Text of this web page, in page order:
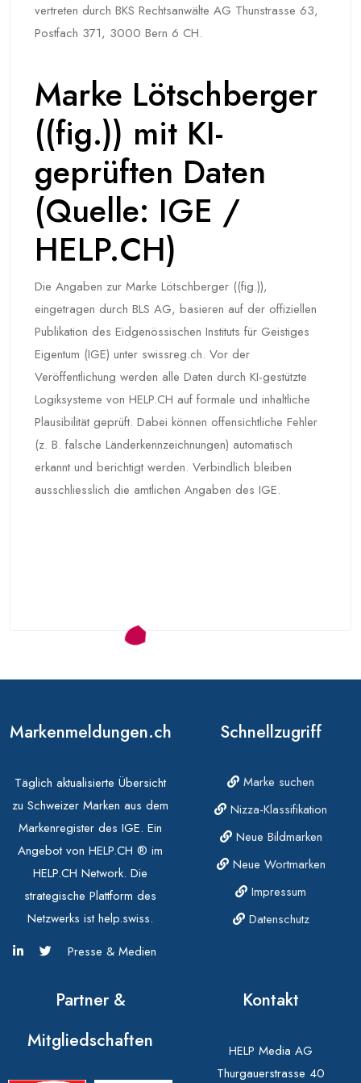
vertreten durch BKS Rechtsanwälte AG Thunstrasse 63,
Postfach 371, 3000 Bern 6 CH.
Marke Lötschberger
((fig.)) mit KI-
geprüften Daten
(Quelle: IGE /
HELP.CH)
Die Angaben zur Marke Lötschberger ((fig.)),
eingetragen durch BLS AG, basieren auf der offiziellen
Publikation des Eidgenössischen Instituts für Geistiges
Eigentum (IGE) unter swissreg.ch. Vor der
Veröffentlichung werden alle Daten durch KI-gestützte
Logiksysteme von HELP.CH auf formale und inhaltliche
Plausibilität geprüft. Dabei können offensichtliche Fehler
(z. B. falsche Länderkennzeichnungen) automatisch
erkannt und berichtigt werden. Verbindlich bleiben
ausschliesslich die amtlichen Angaben des IGE.
Markenmeldungen.ch
Täglich aktualisierte Übersicht
zu Schweizer Marken aus dem
Markenregister des IGE. Ein
Angebot von HELP.CH ® im
HELP.CH Network. Die
strategische Plattform des
Netzwerks ist help.swiss.
Presse & Medien
Schnellzugriff
Marke suchen
Nizza-Klassifikation
Neue Bildmarken
Neue Wortmarken
Impressum
Datenschutz
Partner &
Mitgliedschaften
Kontakt
HELP Media AG
Thurgauerstrasse 40